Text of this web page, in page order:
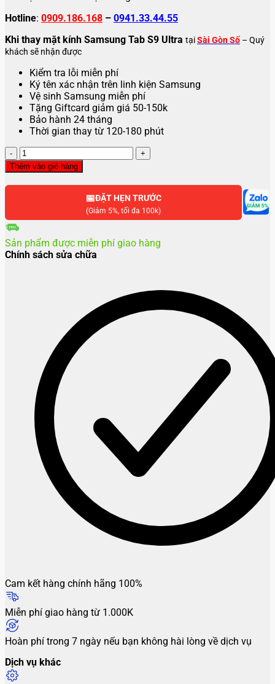
Hotline: 0909.186.168 – 0941.33.44.55
Khi thay mặt kính Samsung Tab S9 Ultra tạiSài Gòn Số – Quý
khách sẽ nhận được
Kiểm tra lỗi miễn phí
Ký tên xác nhận trên linh kiện Samsung
Vệ sinh Samsung miễn phí
Tặng Giftcard giảm giá 50-150k
Bảo hành 24 tháng
Thời gian thay từ 120-180 phút
Thay
mặt
kính
Samsung
Ultra
lượng
Thêm vào giỏ hàng
📅ĐẶT HẸN TRƯỚC
(Giảm 5%, tối đa 100k)
Sản phẩm được miễn phí giao hàng
Chính sách sửa chữa
Cam kết hàng chính hãng 100%
Miễn phí giao hàng từ 1.000K
Hoàn phí trong 7 ngày nếu bạn không hài lòng về dịch vụ
Dịch vụ khác